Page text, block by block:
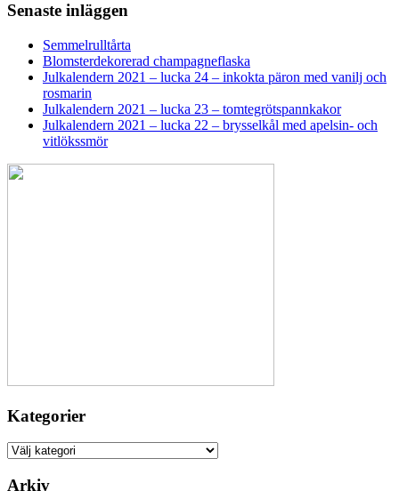
Senaste inläggen
Semmelrulltårta
Blomsterdekorerad champagneflaska
Julkalendern 2021 – lucka 24 – inkokta päron med vanilj och
rosmarin
Julkalendern 2021 – lucka 23 – tomtegrötspannkakor
Julkalendern 2021 – lucka 22 – brysselkål med apelsin- och
vitlökssmör
Kategorier
Kategorier
Arkiv